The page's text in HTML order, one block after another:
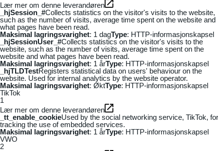
Lær mer om denne leverandøren
_hjSession_#Collects statistics on the visitor's visits to the website,
such as the number of visits, average time spent on the website and
what pages have been read.
Maksimal lagringsvarighet: 1 dagType: HTTP-informasjonskapsel
_hjSessionUser_#Collects statistics on the visitor's visits to the
website, such as the number of visits, average time spent on the
website and what pages have been read.
Maksimal lagringsvarighet: 1 årType: HTTP-informasjonskapsel
_hjTLDTestRegisters statistical data on users' behaviour on the
website. Used for internal analytics by the website operator.
Maksimal lagringsvarighet: ØktType: HTTP-informasjonskapsel
TikTok
1
Lær mer om denne leverandøren
_tt_enable_cookieUsed by the social networking service, TikTok, for
tracking the use of embedded services.
Maksimal lagringsvarighet: 1 årType: HTTP-informasjonskapsel
VWO
2